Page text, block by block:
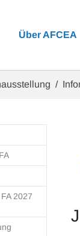
Über AFCEA
2027